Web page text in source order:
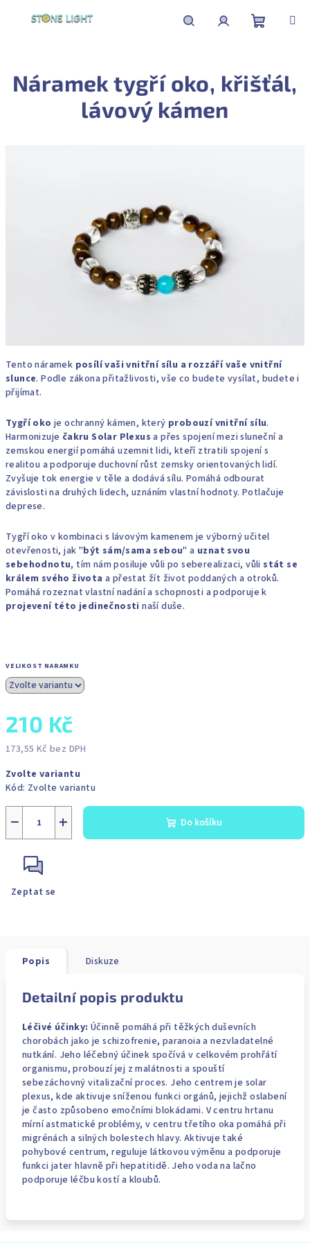
košík
Tento náramek posílí vaši vnitřní sílu a rozzáří vaše vnitřní
slunce. Podle zákona přitažlivosti, vše co budete vysílat, budete i
přijímat.
Tygří oko je ochranný kámen, který probouzí vnitřní sílu.
Harmonizuje čakru Solar Plexus a přes spojení mezi sluneční a
zemskou energií pomáhá uzemnit lidi, kteří ztratili spojení s
realitou a podporuje duchovní růst zemsky orientovaných lidí.
Zvyšuje tok energie v těle a dodává sílu. Pomáhá odbourat
závislosti na druhých lidech, uznáním vlastní hodnoty. Potlačuje
deprese.
Tygří oko v kombinaci s lávovým kamenem je výborný učitel
otevřenosti, jak "být sám/sama sebou" a uznat svou
sebehodnotu, tím nám posiluje vůli po seberealizaci, vůlistát se
králem svého života a přestat žít život poddaných a otroků.
Pomáhá rozeznat vlastní nadání a schopnosti a podporuje k
projevení této jedinečnosti naší duše.
VELIKOST NARAMKU
210 Kč
173,55 Kč bez DPH
cena:
Zvolte variantu
Kód: Zvolte variantu
+
− Do košíku
Zeptat se
Náramek tygří oko, křišťál,
lávový kámen
Popis Diskuze
Detailní popis produktu
Léčivé účinky: Účinně pomáhá při těžkých duševních
chorobách jako je schizofrenie, paranoia a nezvladatelné
nutkání. Jeho léčebný účinek spočívá v celkovém prohřátí
organismu, probouzí jej z malátnosti a spouští
sebezáchovný vitalizační proces. Jeho centrem je solar
plexus, kde aktivuje sníženou funkci orgánů, jejichž oslabení
je často způsobeno emočními blokádami. V centru hrtanu
mírní astmatické problémy, v centru třetího oka pomáhá při
migrénách a silných bolestech hlavy. Aktivuje také
pohybové centrum, reguluje látkovou výměnu a podporuje
funkci jater hlavně při hepatitidě. Jeho voda na lačno
podporuje léčbu kostí a kloubů.